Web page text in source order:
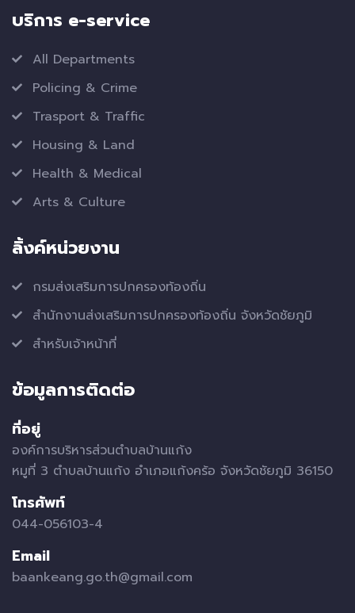
บริการ e-service
All Departments
Policing & Crime
Trasport & Traffic
Housing & Land
Health & Medical
Arts & Culture
ลิ้งค์หน่วยงาน
กรมส่งเสริมการปกครองท้องถิ่น
สำนักงานส่งเสริมการปกครองท้องถิ่น จังหวัดชัยภูมิ
สำหรับเจ้าหน้าที่
ข้อมูลการติดต่อ
ที่อยู่
องค์การบริหารส่วนตำบลบ้านแก้ง
หมูที่ 3 ตำบลบ้านแก้ง อำเภอแก้งคร้อ จังหวัดชัยภูมิ 36150
โทรศัพท์
044-056103-4
Email
baankeang.go.th@gmail.com